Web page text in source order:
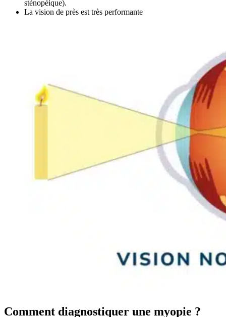
sténopéique).
La vision de près est très performante
Comment diagnostiquer une myopie ?